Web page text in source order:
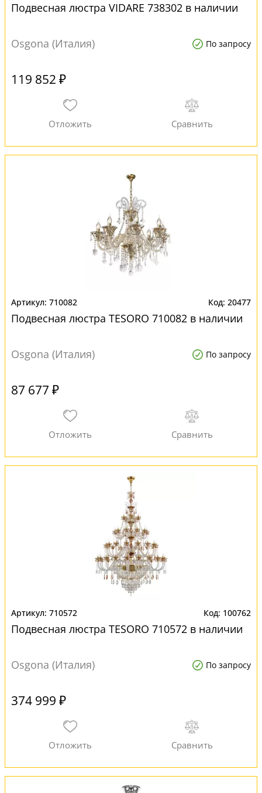
Подвесная люстра VIDARE 738302 в наличии
Osgona (Италия) По запросу
119 852 ₽
710082 20477
Подвесная люстра TESORO 710082 в наличии
Osgona (Италия) По запросу
87 677 ₽
710572 100762
Подвесная люстра TESORO 710572 в наличии
Osgona (Италия) По запросу
374 999 ₽